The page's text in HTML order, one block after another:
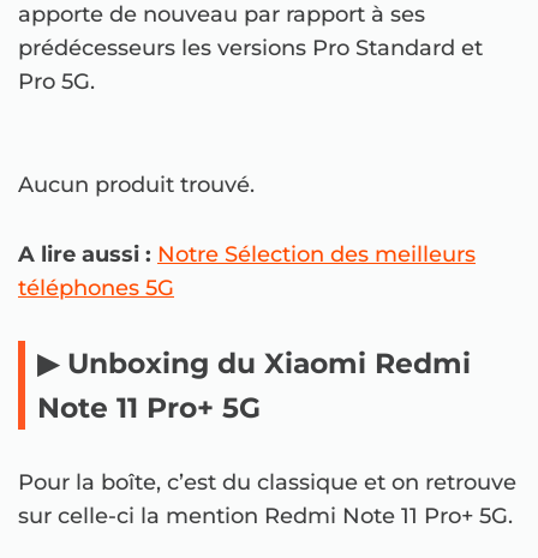
apporte de nouveau par rapport à ses
prédécesseurs les versions Pro Standard et
Pro 5G.
Aucun produit trouvé.
A lire aussi : Notre Sélection des meilleurs
téléphones 5G
▶ Unboxing du Xiaomi Redmi
Note 11 Pro+ 5G
Pour la boîte, c’est du classique et on retrouve
sur celle-ci la mention Redmi Note 11 Pro+ 5G.